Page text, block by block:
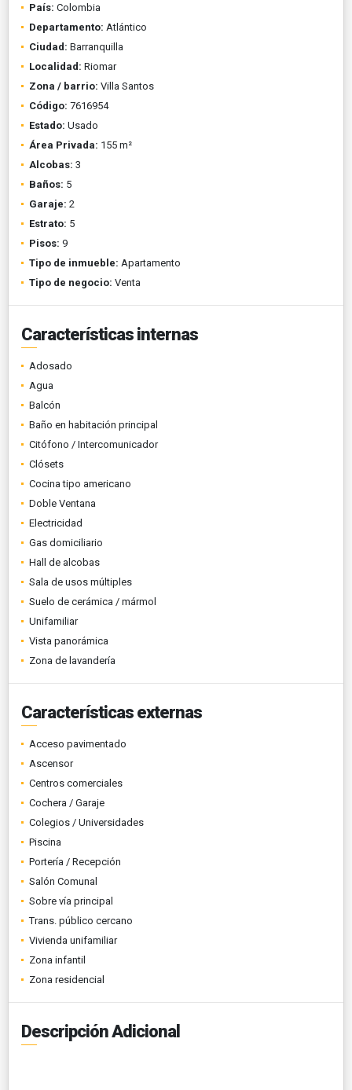
País: Colombia
Departamento: Atlántico
Ciudad: Barranquilla
Localidad: Riomar
Zona / barrio: Villa Santos
Código: 7616954
Estado: Usado
Área Privada: 155 m²
Alcobas: 3
Baños: 5
Garaje: 2
Estrato: 5
Pisos: 9
Tipo de inmueble: Apartamento
Tipo de negocio: Venta
Características internas
Adosado
Agua
Balcón
Baño en habitación principal
Citófono / Intercomunicador
Clósets
Cocina tipo americano
Doble Ventana
Electricidad
Gas domiciliario
Hall de alcobas
Sala de usos múltiples
Suelo de cerámica / mármol
Unifamiliar
Vista panorámica
Zona de lavandería
Características externas
Acceso pavimentado
Ascensor
Centros comerciales
Cochera / Garaje
Colegios / Universidades
Piscina
Portería / Recepción
Salón Comunal
Sobre vía principal
Trans. público cercano
Vivienda unifamiliar
Zona infantil
Zona residencial
Descripción Adicional